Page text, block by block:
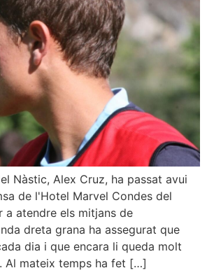
Nàstic, Alex Cruz, ha passat avui
de l'Hotel Marvel Condes del
a atendre els mitjans de
dreta grana ha assegurat que
dia i que encara li queda molt
Al mateix temps ha fet […]